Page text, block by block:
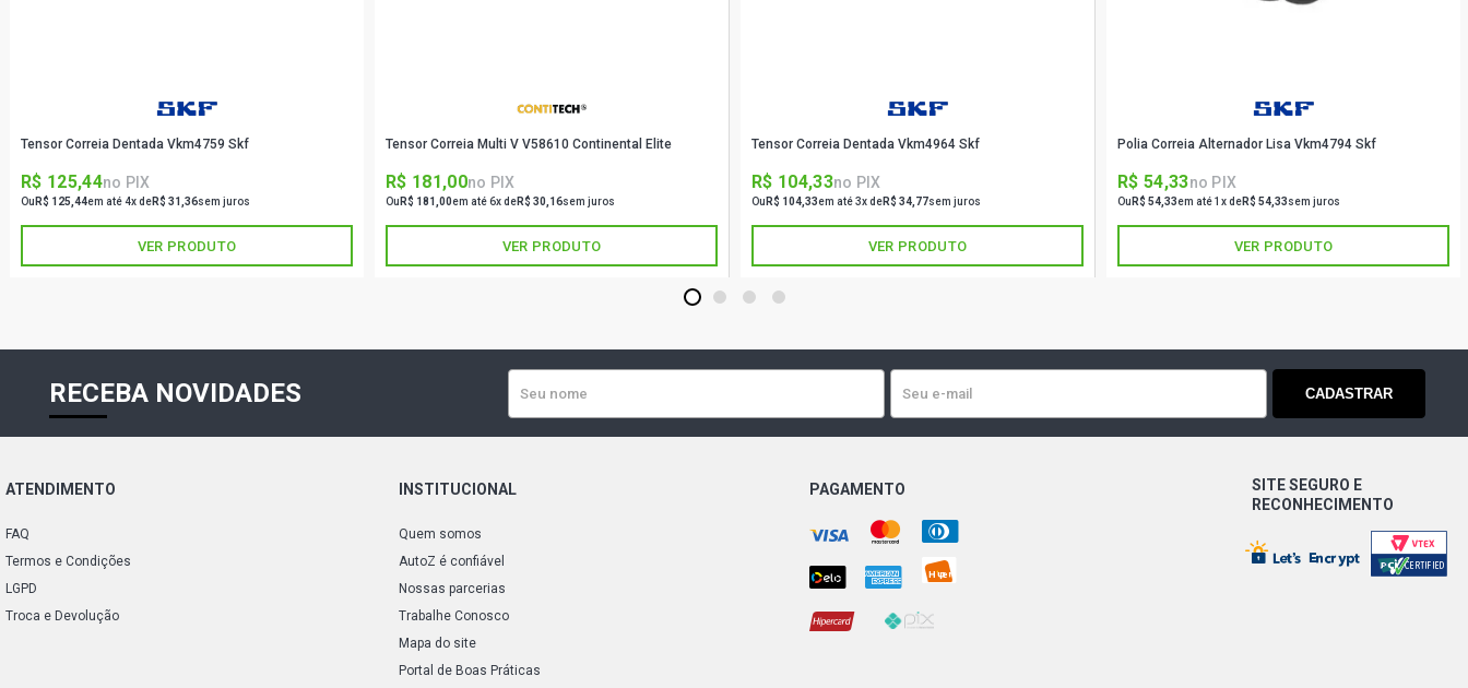
Tensor Correia Dentada Vkm4759 Skf
R$ 125,44no PIX
Ou R$ 125,44em até 4x deR$ 31,36sem juros
VER PRODUTO
Tensor Correia Multi V V58610 Continental Elite
R$ 181,00no PIX
Ou R$ 181,00em até 6x deR$ 30,16sem juros
VER PRODUTO
Tensor Correia Dentada Vkm4964 Skf
R$ 104,33no PIX
Ou R$ 104,33em até 3x deR$ 34,77sem juros
VER PRODUTO
Polia Correia Alternador Lisa Vkm4794 Skf
R$ 54,33no PIX
Ou R$ 54,33em até 1x deR$ 54,33sem juros
VER PRODUTO
1 2 3 4
RECEBA NOVIDADES CADASTRAR
ATENDIMENTO
FAQ
Termos e Condições
LGPD
Troca e Devolução
INSTITUCIONAL
Quem somos
AutoZ é confiável
Nossas parcerias
Trabalhe Conosco
Mapa do site
Portal de Boas Práticas
PAGAMENTO
SITE SEGURO E
RECONHECIMENTO